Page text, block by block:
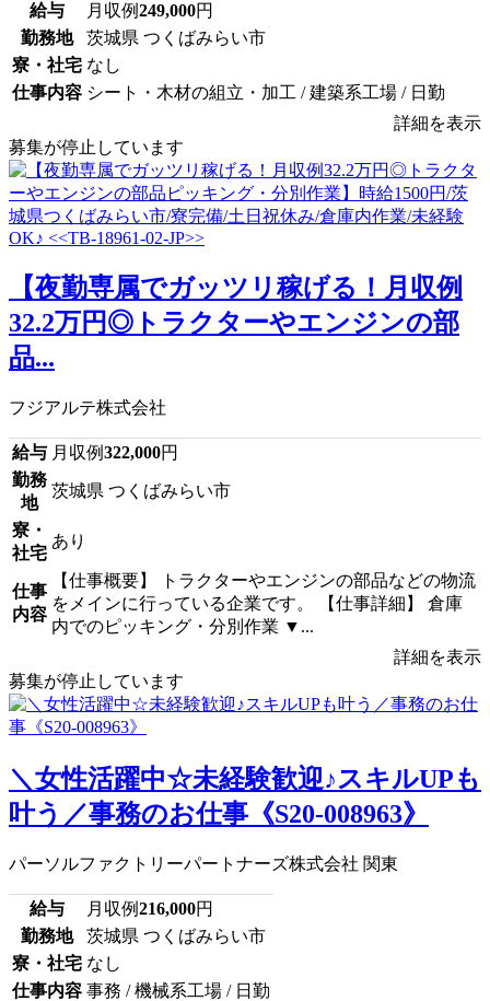
給与 月収例249,000円
勤務地
茨城県 つくばみらい市
寮・社宅 なし
仕事内容 シート・木材の組立・加工 / 建築系工場 / 日勤
詳細を表示
募集が停止しています
【夜勤専属でガッツリ稼げる！月収例
32.2万円◎トラクターやエンジンの部
品...
フジアルテ株式会社
給与 月収例322,000円
勤務
地
茨城県 つくばみらい市
寮・
社宅
あり
仕事
内容
【仕事概要】 トラクターやエンジンの部品などの物流
をメインに行っている企業です。 【仕事詳細】 倉庫
内でのピッキング・分別作業 ▼...
詳細を表示
募集が停止しています
＼女性活躍中☆未経験歓迎♪スキルUPも
叶う／事務のお仕事《S20-008963》
パーソルファクトリーパートナーズ株式会社 関東
給与 月収例216,000円
勤務地
茨城県 つくばみらい市
寮・社宅 なし
仕事内容 事務 / 機械系工場 / 日勤